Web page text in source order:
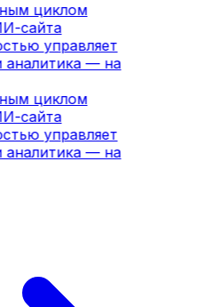
циклом
сайта
управляет
— на
циклом
сайта
управляет
— на